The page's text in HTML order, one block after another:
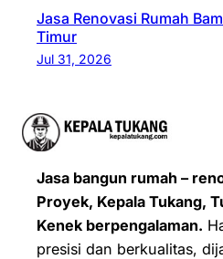
Jasa Renovasi Rumah
Timur
Jul 31, 2026
Jasa bangun rumah –
Proyek, Kepala Tukang,
Kenek berpengalaman.
presisi dan berkualitas,